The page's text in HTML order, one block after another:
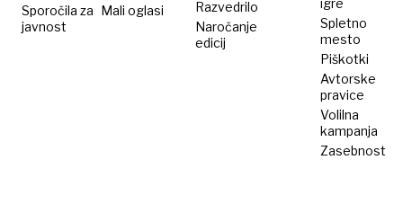
Sporočila za
javnost
Mali oglasi
Razvedrilo
Naročanje
edicij
igre
Spletno
mesto
Piškotki
Avtorske
pravice
Volilna
kampanja
Zasebnost